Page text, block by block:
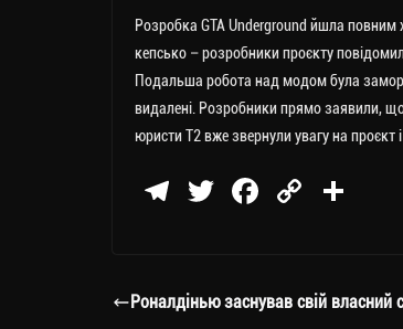
Розробка GTA Underground йшла повним
кепсько – розробники проєкту
Подальша робота над модом була
видалені. Розробники прямо заявили,
юристи T2 вже звернули увагу на
Te
a
T
er
Fa
ok
C
Li ли
Роналдінью заснував свій власний